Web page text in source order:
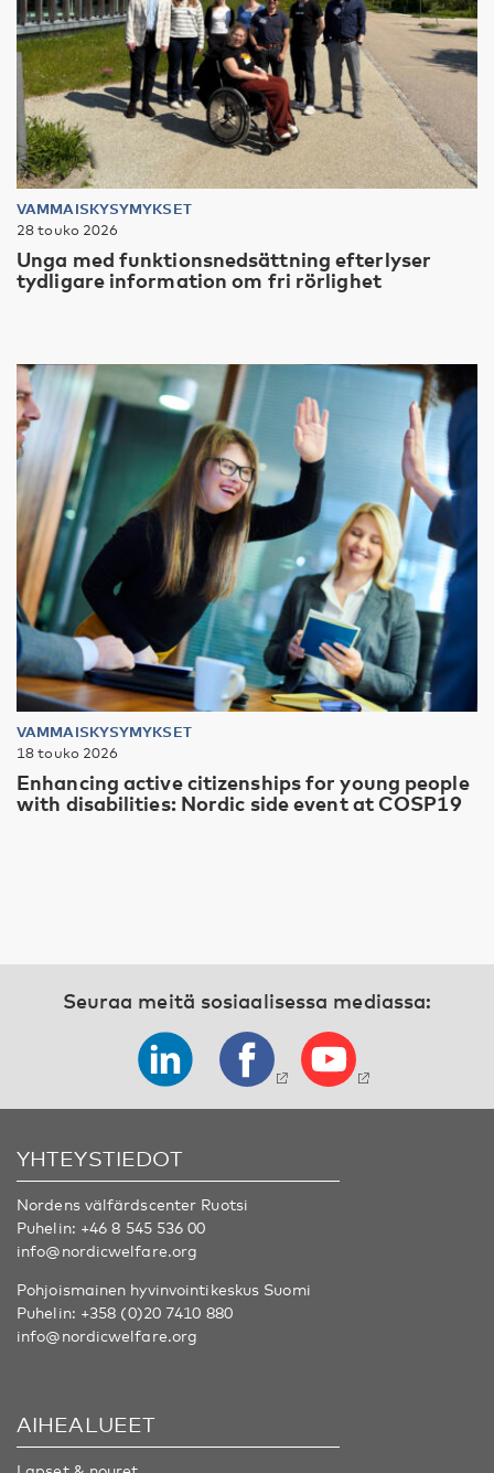
VAMMAISKYSYMYKSET
28 touko 2026
Unga med funktionsnedsättning efterlyser
tydligare information om fri rörlighet
VAMMAISKYSYMYKSET
18 touko 2026
Enhancing active citizenships for young people
with disabilities: Nordic side event at COSP19
Seuraa meitä sosiaalisessa mediassa:
YHTEYSTIEDOT
Nordens välfärdscenter Ruotsi
Puhelin: +46 8 545 536 00
info@nordicwelfare.org
Pohjoismainen hyvinvointikeskus Suomi
Puhelin: +358 (0)20 7410 880
info@nordicwelfare.org
AIHEALUEET